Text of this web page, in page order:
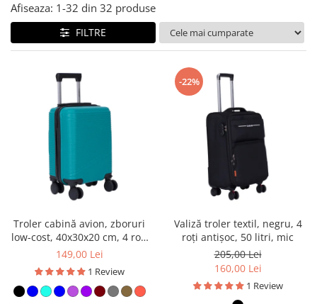
Afiseaza: 1-32 din 32 produse
FILTRE
Troler cabină avion, zboruri
low-cost, 40x30x20 cm, 4 roți
detașabile, ABS, diverse culori
149,00 Lei
1 Review
-22%
Valiză troler textil, negru, 4
roți antișoc, 50 litri, mic
205,00 Lei
160,00 Lei
1 Review